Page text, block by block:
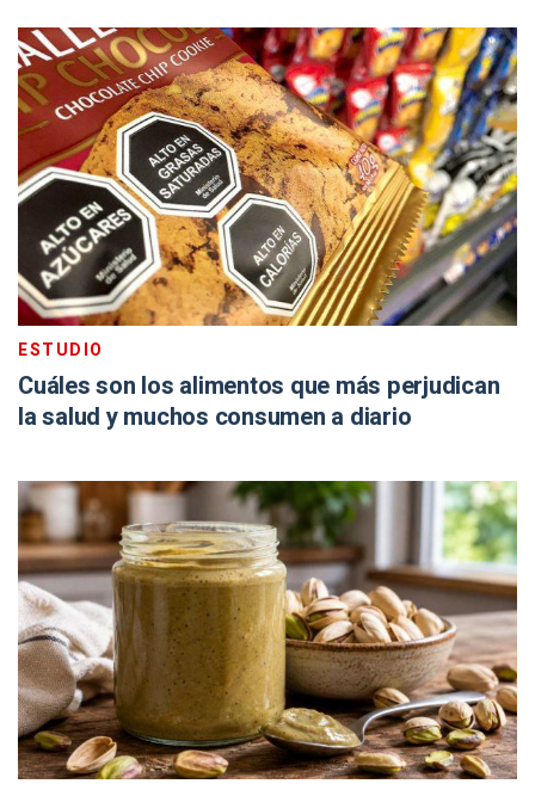
ESTUDIO
Cuáles son los alimentos que más perjudican
la salud y muchos consumen a diario